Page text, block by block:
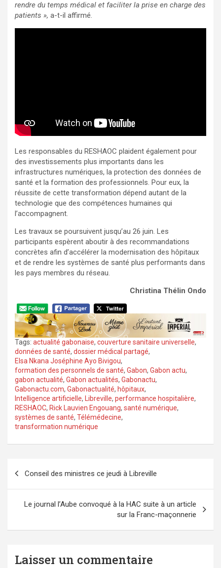
rendre du temps médical et faciliter la prise en charge des
patients », a-t-il affirmé.
Les responsables du RESHAOC plaident également pour
des investissements plus importants dans les
infrastructures numériques, la protection des données de
santé et la formation des professionnels. Pour eux, la
réussite de cette transformation dépend autant de la
technologie que des compétences humaines qui
l’accompagnent.
Les travaux se poursuivent jusqu’au 26 juin. Les
participants espèrent aboutir à des recommandations
concrètes afin d’accélérer la modernisation des hôpitaux
et de rendre les systèmes de santé plus performants dans
les pays membres du réseau.
Christina Thélin Ondo
Tags: actualité gabonaise, couverture sanitaire universelle,
données de santé, dossier médical partagé,
Elsa Nkana Joséphine Ayo Bivigou,
formation des personnels de santé, Gabon, Gabon actu,
gabon actualité, Gabon actualités, Gabonactu,
Gabonactu.com, Gabonactualité, hôpitaux,
Intelligence artificielle, Libreville, performance hospitalière,
RESHAOC, Rick Lauvien Engouang, santé numérique,
systèmes de santé, Télémédecine,
transformation numérique
de
l’article
Conseil des ministres ce jeudi à Libreville
Le journal l’Aube convoqué à la HAC suite à un article
sur la Franc-maçonnerie
Laisser un commentaire